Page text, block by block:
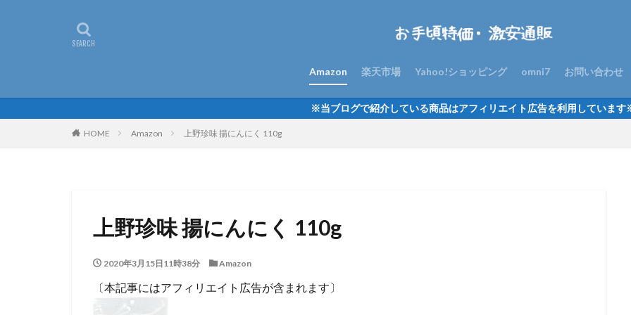
Amazon 楽天市場 Yahoo!ショッピング omni7 お問い合わせ
※当ブログで紹介している商品はアフィリエイト広告を利用していま
HOME Amazon 上野珍味 揚にんにく 110g
上野珍味 揚にんにく 110g
2020年3月15日11時38分 Amazon
〔本記事にはアフィリエイト広告が含まれます〕